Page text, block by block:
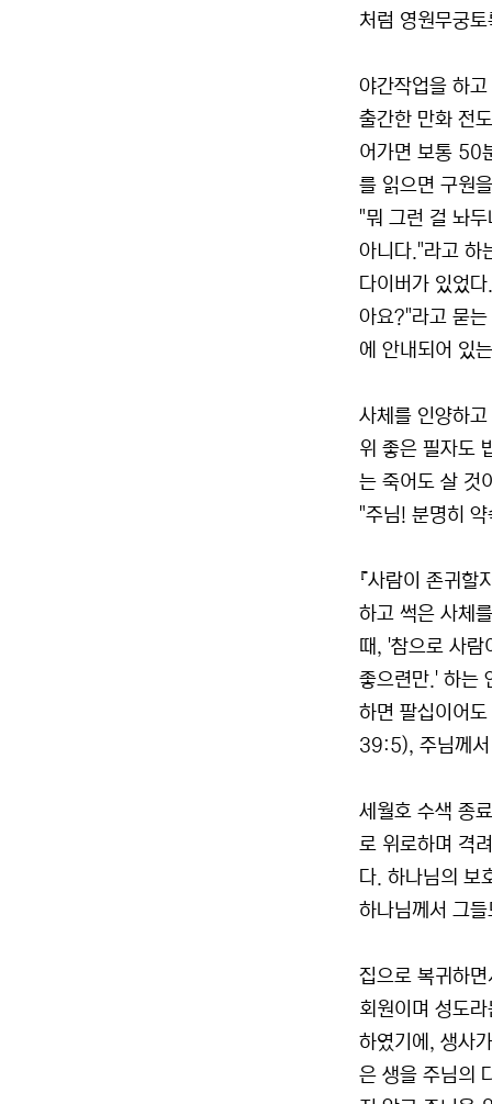
처럼 영원무궁
야간작업을 하
출간한 만화 전
어가면 보통 50
를 읽으면 구원
"뭐 그런 걸 놔
아니다."라고 하
다이버가 있었
아요?"라고 묻
에 안내되어 있
사체를 인양하
위 좋은 필자도
는 죽어도 살 것
"주님! 분명히
『사람이 존귀
하고 썩은 사체
때, '참으로 사람
좋으련만.' 하는
하면 팔십이어
39:5), 주님께서
세월호 수색 종
로 위로하며 격
다. 하나님의 보
하나님께서 그
집으로 복귀하
회원이며 성도
하였기에, 생사
은 생을 주님의